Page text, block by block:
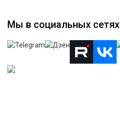
Мы в социальных сетях